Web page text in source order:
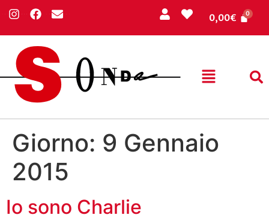
0,00€
Giorno: 9 Gennaio
2015
Io sono Charlie